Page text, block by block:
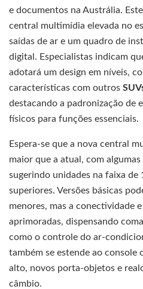
e documentos na Austrália.
central multimídia elevada no
saídas de ar e um quadro de
digital. Especialistas indicam
adotará um design em níveis,
características com outros
destacando a padronização de
físicos para funções essenciais.
Espera-se que a nova central
maior que a atual, com
sugerindo unidades na faixa de
superiores. Versões básicas
menores, mas a conectividade
aprimoradas, dispensando
como o controle do ar-
também se estende ao console
alto, novos porta-objetos e
câmbio.